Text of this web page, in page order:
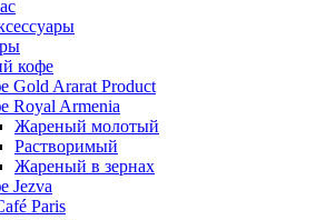
кофе
Gold Ararat Product
Royal Armenia
Жареный молотый
Растворимый
Жареный в зернах
Jezva
Paris